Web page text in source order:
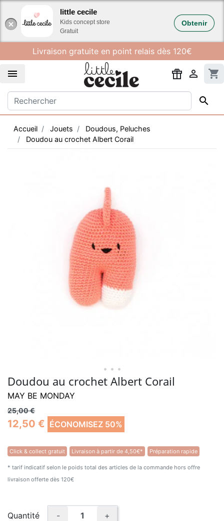
little cecile
Kids concept store
Gratuit
Obtenir
Livraison gratuite en point relais dès 120€
  shopping_cart

Accueil Jouets
Doudous, Peluches
Doudou au crochet Albert Corail
• • •
Doudou au crochet Albert Corail
MAY BE MONDAY
25,00 €
12,50 € ÉCONOMISEZ 50%
Click & collect gratuit Livraison à partir de 4,50€* Préparation rapide
* tarif indicatif selon le poids total des articles de la commande hors offre
livraison offerte dès 120€
Quantité - +